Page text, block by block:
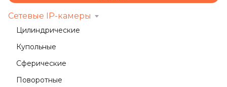
Сетевые IP-камеры
Цилиндрические
Купольные
Сферические
Поворотные